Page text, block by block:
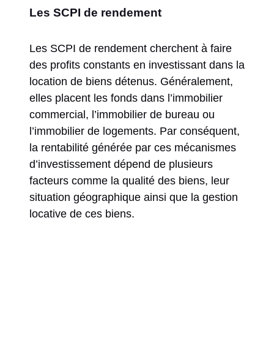
Les SCPI de rendement
Les SCPI de rendement cherchent à faire
des profits constants en investissant dans la
location de biens détenus. Généralement,
elles placent les fonds dans l’immobilier
commercial, l’immobilier de bureau ou
l’immobilier de logements. Par conséquent,
la rentabilité générée par ces mécanismes
d’investissement dépend de plusieurs
facteurs comme la qualité des biens, leur
situation géographique ainsi que la gestion
locative de ces biens.